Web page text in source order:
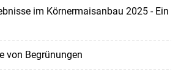
im Körnermaisanbau 2025 - Ein
von Begrünungen